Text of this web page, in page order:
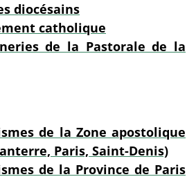
diocésains
catholique
de la Pastorale de la
de la Zone apostolique
Paris, Saint-Denis)
de la Province de Paris